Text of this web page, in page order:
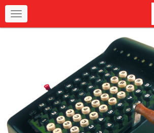
Navigation